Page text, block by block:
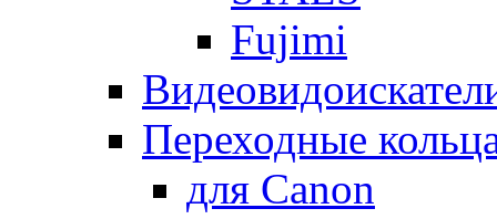
Fujimi
Переходные
для Canon